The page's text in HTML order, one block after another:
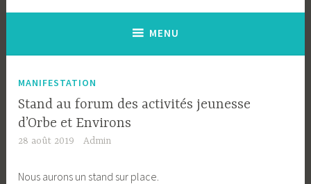
MENU
MANIFESTATION
Stand au forum des activités jeunesse
d’Orbe et Environs
28 août 2019 Admin
Nous aurons un stand sur place.